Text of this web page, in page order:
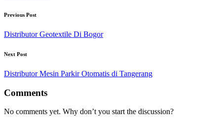
Post
navigation
Previous Post
Distributor Geotextile Di Bogor
Next Post
Distributor Mesin Parkir Otomatis di Tangerang
Comments
No comments yet. Why don’t you start the discussion?